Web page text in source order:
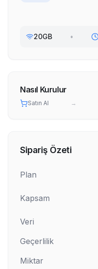
20GB •
Nasıl Kurulur
Satın Al →
Sipariş Özeti
Plan
Kapsam
Veri
Geçerlilik
Miktar